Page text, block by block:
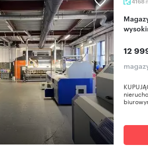
Magazyn 4168 m² z biurem, fotowoltaiką i
12